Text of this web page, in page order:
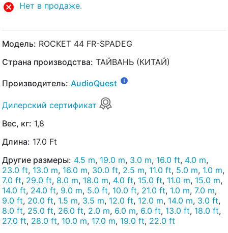
Нет в продаже.
Модель: ROCKET 44 FR-SPADEG
Страна производства: ТАЙВАНЬ (КИТАЙ)
Производитель: AudioQuest
Дилерский сертификат
Вес, кг: 1,8
Длина: 17.0 Ft
Другие размеры: 4.5 m, 19.0 m, 3.0 m, 16.0 ft, 4.0 m,
23.0 ft, 13.0 m, 16.0 m, 30.0 ft, 2.5 m, 11.0 ft, 5.0 m, 1.0 m,
7.0 ft, 29.0 ft, 8.0 m, 18.0 m, 4.0 ft, 15.0 ft, 11.0 m, 15.0 m,
14.0 ft, 24.0 ft, 9.0 m, 5.0 ft, 10.0 ft, 21.0 ft, 1.0 m, 7.0 m,
9.0 ft, 20.0 ft, 1.5 m, 3.5 m, 12.0 ft, 12.0 m, 14.0 m, 3.0 ft,
8.0 ft, 25.0 ft, 26.0 ft, 2.0 m, 6.0 m, 6.0 ft, 13.0 ft, 18.0 ft,
27.0 ft, 28.0 ft, 10.0 m, 17.0 m, 19.0 ft, 22.0 ft